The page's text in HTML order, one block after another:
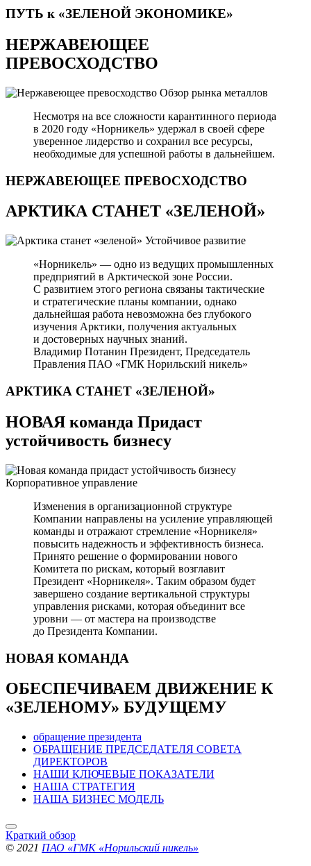
ПУТЬ к «ЗЕЛЕНОЙ ЭКОНОМИКЕ»
НЕРЖАВЕЮЩЕЕ
ПРЕВОСХОДСТВО
Обзор рынка металлов
Несмотря на все сложности карантинного периода
в 2020 году «Норникель» удержал в своей сфере
уверенное лидерство и сохранил все ресурсы,
необходимые для успешной работы в дальнейшем.
НЕРЖАВЕЮЩЕЕ ПРЕВОСХОДСТВО
АРКТИКА СТАНЕТ «ЗЕЛЕНОЙ»
Устойчивое развитие
«Норникель» — одно из ведущих промышленных
предприятий в Арктической зоне России.
С развитием этого региона связаны тактические
и стратегические планы компании, однако
дальнейшая работа невозможна без глубокого
изучения Арктики, получения актуальных
и достоверных научных знаний.
Владимир Потанин Президент, Председатель
Правления ПАО «ГМК Норильский никель»
АРКТИКА СТАНЕТ «ЗЕЛЕНОЙ»
НОВАЯ команда Придаст
устойчивость бизнесу
Корпоративное управление
Изменения в организационной структуре
Компании направлены на усиление управляющей
команды и отражают стремление «Норникеля»
повысить надежность и эффективность бизнеса.
Принято решение о формировании нового
Комитета по рискам, который возглавит
Президент «Норникеля». Таким образом будет
завершено создание вертикальной структуры
управления рисками, которая объединит все
уровни — от мастера на производстве
до Президента Компании.
НОВАЯ КОМАНДА
ОБЕСПЕЧИВАЕМ ДВИЖЕНИЕ К
«ЗЕЛЕНОМУ» БУДУЩЕМУ
обращение президента
ОБРАЩЕНИЕ ПРЕДСЕДАТЕЛЯ СОВЕТА
ДИРЕКТОРОВ
НАШИ КЛЮЧЕВЫЕ ПОКАЗАТЕЛИ
НАША СТРАТЕГИЯ
НАША БИЗНЕС МОДЕЛЬ
Краткий обзор
© 2021 ПАО «ГМК «Норильский никель»